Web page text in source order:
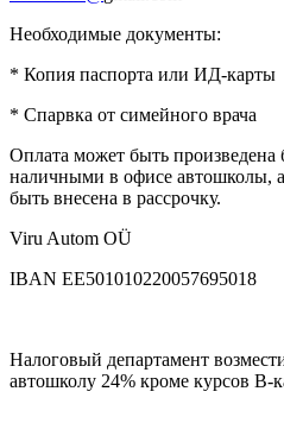
Необходимые документы:
* Копия паспорта или ИД-карты
* Спарвка от симейного врача
Оплата может быть произведена
наличными в офисе автошколы,
быть внесена в рассрочку.
Viru Autom OÜ
IBAN EE501010220057695018
Налоговый департамент
автошколу 24% кроме курсов В-